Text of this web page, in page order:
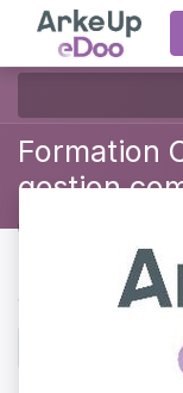
Formation
gestion
Contenu du